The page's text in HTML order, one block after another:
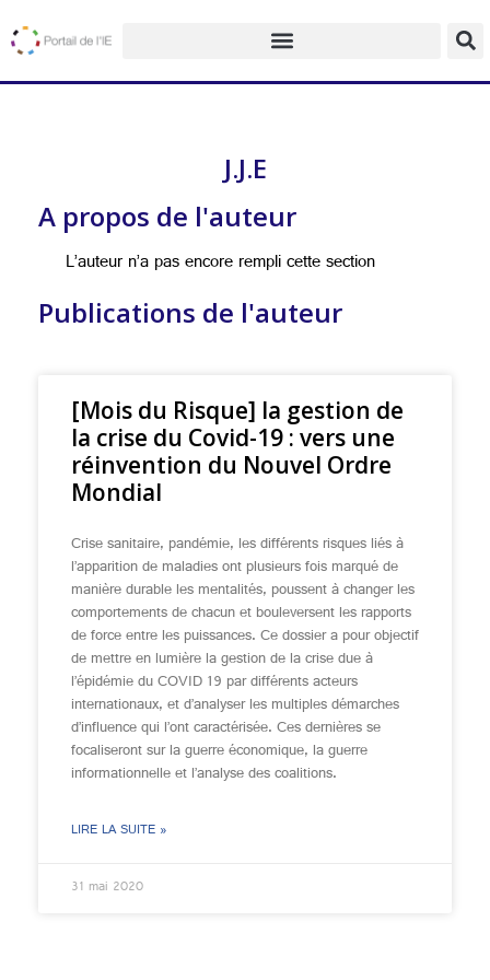
J.J.E
A propos de l'auteur
L’auteur n’a pas encore rempli cette section
Publications de l'auteur
[Mois du Risque] la gestion de
la crise du Covid-19 : vers une
réinvention du Nouvel Ordre
Mondial
Crise sanitaire, pandémie, les différents risques liés à
l’apparition de maladies ont plusieurs fois marqué de
manière durable les mentalités, poussent à changer les
comportements de chacun et bouleversent les rapports
de force entre les puissances. Ce dossier a pour objectif
de mettre en lumière la gestion de la crise due à
l’épidémie du COVID 19 par différents acteurs
internationaux, et d’analyser les multiples démarches
d’influence qui l’ont caractérisée. Ces dernières se
focaliseront sur la guerre économique, la guerre
informationnelle et l’analyse des coalitions.
LIRE LA SUITE »
31 mai 2020